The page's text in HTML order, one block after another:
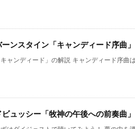
ーンスタイン「キャンディード序曲」
キャンディード」の解説 キャンディード序
ビュッシー「牧神の午後への前奏曲」